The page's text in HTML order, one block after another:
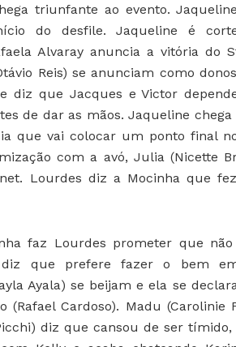
triunfante ao evento.
do desfile. Jaqueline é
Alvaray anuncia a vitória do
Reis) se anunciam como
diz que Jacques e Victor
de dar as mãos. Jaqueline
que vai colocar um ponto final
com a avó, Julia (Nicette
Lourdes diz a Mocinha que
faz Lourdes prometer que
que prefere fazer o bem
Ayala) se beijam e ela se
(Rafael Cardoso). Madu (Carolinie
diz que cansou de ser tímido,